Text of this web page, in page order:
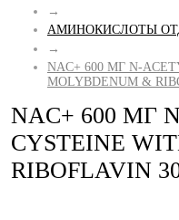
→
АМИНОКИСЛОТЫ
→
NAC+ 600 МГ N-
MOLYBDENUM &
NAC+ 600 МГ
CYSTEINE
RIBOFLAVIN